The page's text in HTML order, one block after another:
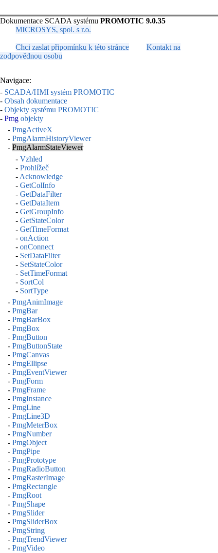
Dokumentace SCADA systému PROMOTIC 9.0.35
MICROSYS, spol. s r.o.
Chci zaslat připomínku k této stránce
Kontakt na
zodpovědnou osobu
Navigace:
- SCADA/HMI systém PROMOTIC
- Obsah dokumentace
- Objekty systému PROMOTIC
- Pmg objekty
- PmgActiveX
- PmgAlarmHistoryViewer
- PmgAlarmStateViewer
- Vzhled
- Prohlížeč
- Acknowledge
- GetColInfo
- GetDataFilter
- GetDataItem
- GetGroupInfo
- GetStateColor
- GetTimeFormat
- onAction
- onConnect
- SetDataFilter
- SetStateColor
- SetTimeFormat
- SortCol
- SortType
- PmgAnimImage
- PmgBar
- PmgBarBox
- PmgBox
- PmgButton
- PmgButtonState
- PmgCanvas
- PmgEllipse
- PmgEventViewer
- PmgForm
- PmgFrame
- PmgInstance
- PmgLine
- PmgLine3D
- PmgMeterBox
- PmgNumber
- PmgObject
- PmgPipe
- PmgPrototype
- PmgRadioButton
- PmgRasterImage
- PmgRectangle
- PmgRoot
- PmgShape
- PmgSlider
- PmgSliderBox
- PmgString
- PmgTrendViewer
- PmgVideo